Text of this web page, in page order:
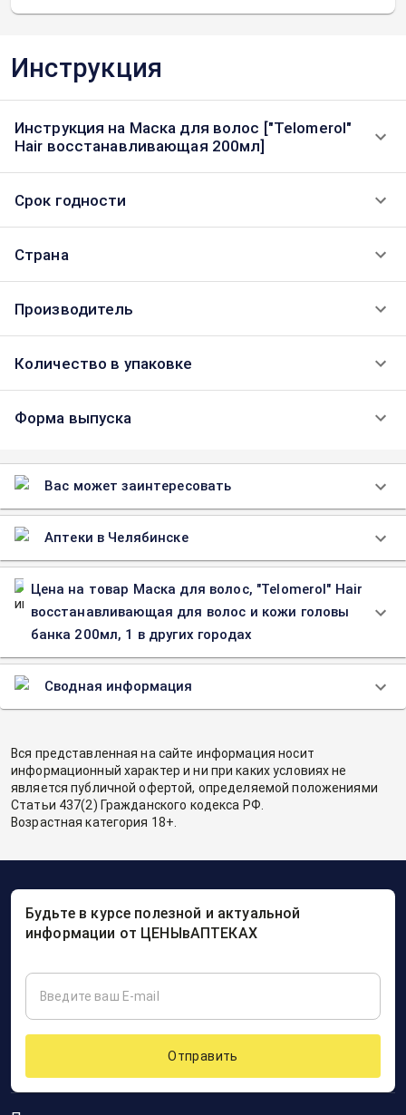
Инструкция
Инструкция на Маска для волос ["Telomerol"
Hair восстанавливающая 200мл]
Срок годности
Страна
Производитель
Количество в упаковке
Форма выпуска
Вас может заинтересовать
Аптеки в Челябинске
Цена на товар Маска для волос, "Telomerol" Hair
восстанавливающая для волос и кожи головы
банка 200мл, 1 в других городах
Сводная информация
Вся представленная на сайте информация носит
информационный характер и ни при каких условиях не
является публичной офертой, определяемой положениями
Статьи 437(2) Гражданского кодекса РФ.
Возрастная категория 18+.
Будьте в курсе полезной и актуальной
информации от ЦЕНЫвАПТЕКАХ
Отправить